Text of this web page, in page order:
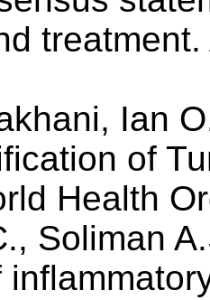
Ian
of
Health
Soliman